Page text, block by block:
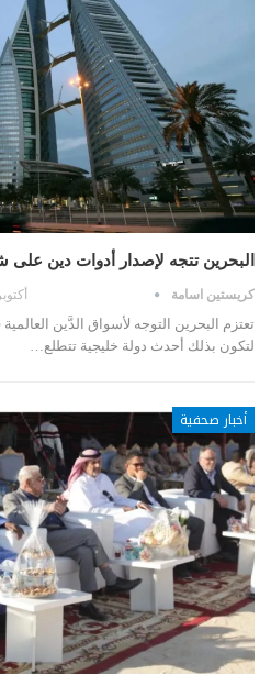
البحرين تتجه لإصدار أدوات دين على
كريستين اسامة أكتوبر 2, 2025
تعتزم البحرين التوجه لأسواق الدَّين
لتكون بذلك أحدث دولة خليجية تتطلع…
أخبار صحفية